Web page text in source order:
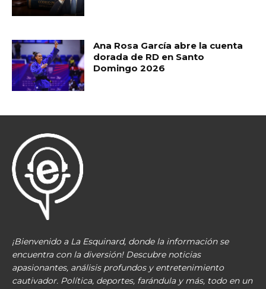
Ana Rosa García abre la cuenta
dorada de RD en Santo
Domingo 2026
¡Bienvenido a La Esquinard, donde la información se
encuentra con la diversión! Descubre noticias
apasionantes, análisis profundos y entretenimiento
cautivador. Política, deportes, farándula y más, todo en un